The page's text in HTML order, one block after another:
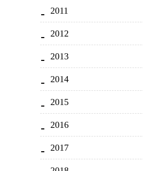
2011
2012
2013
2014
2015
2016
2017